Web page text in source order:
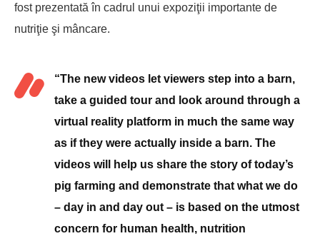
fost prezentată în cadrul unui expoziţii importante de
nutriţie şi mâncare.
“The new videos let viewers step into a barn,
take a guided tour and look around through a
virtual reality platform in much the same way
as if they were actually inside a barn. The
videos will help us share the story of today’s
pig farming and demonstrate that what we do
– day in and day out – is based on the utmost
concern for human health, nutrition